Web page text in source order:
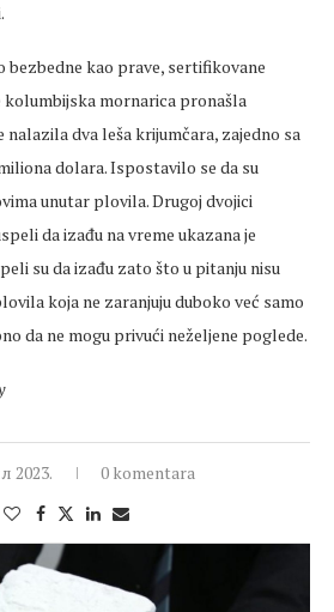
kao prave, sertifikovane
kolumbijska mornarica pronašla
nalazila dva leša krijumčara, zajedno sa
dolara. Ispostavilo se da su
unutar plovila. Drugoj dvojici
da izađu na vreme ukazana je
su da izađu zato što u pitanju nisu
koja ne zaranjuju duboko već samo
da ne mogu privući neželjene poglede.
2023. 0 komentara